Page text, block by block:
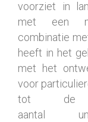
voorziet in
met een
combinatie
heeft in het
met het
voor
tot de
aantal